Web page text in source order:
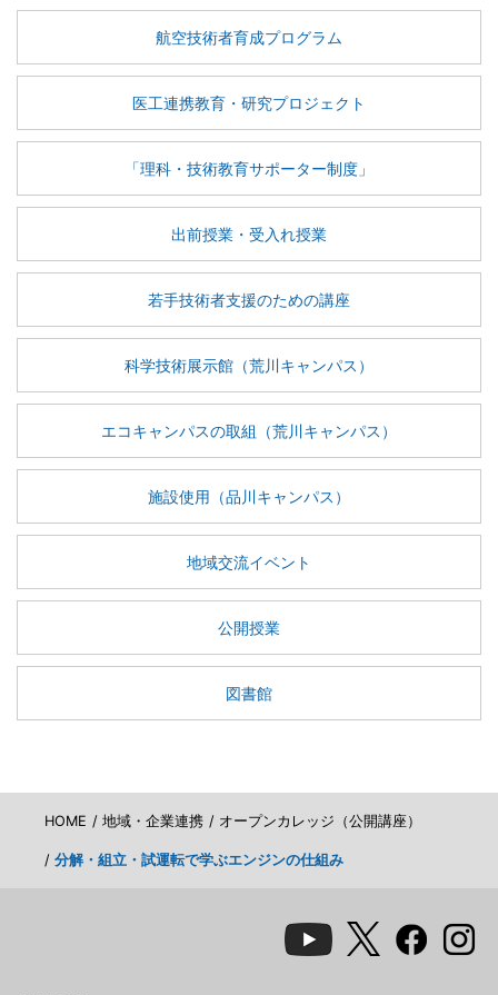
航空技術者育成プログラム
医工連携教育・研究プロジェクト
「理科・技術教育サポーター制度」
出前授業・受入れ授業
若手技術者支援のための講座
科学技術展示館（荒川キャンパス）
エコキャンパスの取組（荒川キャンパス）
施設使用（品川キャンパス）
地域交流イベント
公開授業
図書館
HOME 地域・企業連携 オープンカレッジ（公開講座）
分解・組立・試運転で学ぶエンジンの仕組み